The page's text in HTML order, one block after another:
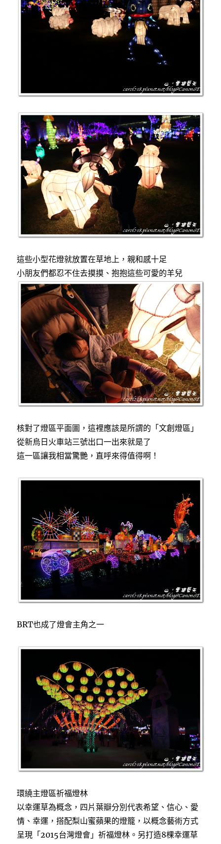
這些小型花燈就放置在草地上，親和感十足
小朋友們都忍不住去摸摸、抱抱這些可愛的羊兒
核對了燈區平面圖，這裡應該是所謂的「文創燈區」
從新烏日火車站三號出口一出來就是了
這一區讓我相當驚艷，直呼來得值得啊！
BRT也成了燈會主角之一
環繞主燈區祈福燈林
以幸運草為概念，四片葉瓣分別代表希望、信心、愛
情、幸運，搭配梨山蜜蘋果的燈籠，以概念藝術方式
呈現「2015台灣燈會」祈福燈林。另打造8棵幸運草